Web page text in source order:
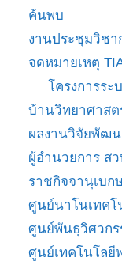
ค้นพบ
งานประชุมวิชา
จดหมายเหตุ
โครงการระ
บ้านวิทยาศาสต
ผลงานวิจัยพัฒน
ผู้อำนวยการ ส
ราชกิจจานุเบ
ศูนย์นาโนเทคโ
ศูนย์พันธุวิศวกร
ศูนย์เทคโนโลยี